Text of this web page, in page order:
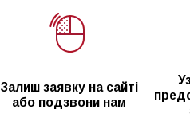
Залиш заявку на сайті
або подзвони нам